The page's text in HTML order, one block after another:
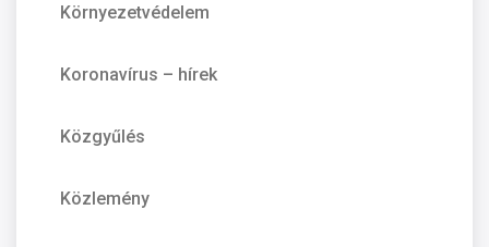
Környezetvédelem
Koronavírus – hírek
Közgyűlés
Közlemény